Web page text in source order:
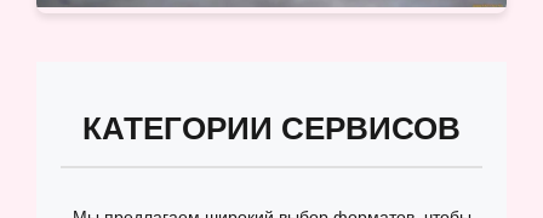
КАТЕГОРИИ СЕРВИСОВ